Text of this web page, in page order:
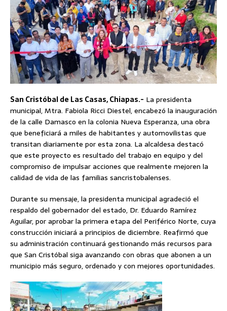
San Cristóbal de Las Casas, Chiapas.- La presidenta
municipal, Mtra. Fabiola Ricci Diestel, encabezó la inauguración
de la calle Damasco en la colonia Nueva Esperanza, una obra
que beneficiará a miles de habitantes y automovilistas que
transitan diariamente por esta zona. La alcaldesa destacó
que este proyecto es resultado del trabajo en equipo y del
compromiso de impulsar acciones que realmente mejoren la
calidad de vida de las familias sancristobalenses.
Durante su mensaje, la presidenta municipal agradeció el
respaldo del gobernador del estado, Dr. Eduardo Ramírez
Aguilar, por aprobar la primera etapa del Periférico Norte, cuya
construcción iniciará a principios de diciembre. Reafirmó que
su administración continuará gestionando más recursos para
que San Cristóbal siga avanzando con obras que abonen a un
municipio más seguro, ordenado y con mejores oportunidades.